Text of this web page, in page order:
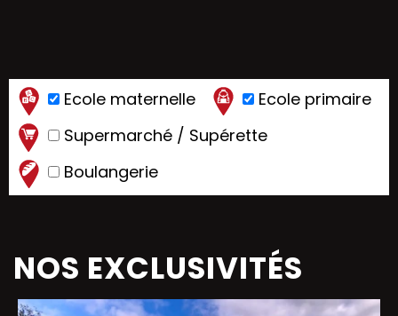
Ecole maternelle
Ecole primaire
Supermarché / Supérette
Boulangerie
NOS EXCLUSIVITÉS